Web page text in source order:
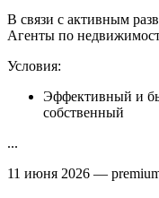
В связи с активным
Агенты по
Условия:
Эффективный и
собственный
...
11 июня 2026 —